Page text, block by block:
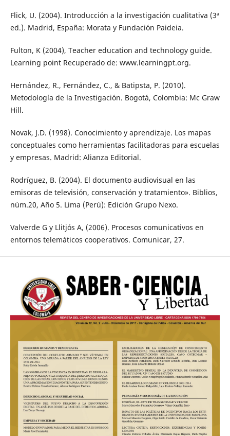
Flick, U. (2004). Introducción a la investigación cualitativa (3ª
ed.). Madrid, España: Morata y Fundación Paideia.
Fulton, K (2004), Teacher education and technology guide.
Learning point Recuperado de: www.learningpt.org.
Hernández, R., Fernández, C., & Batipsta, P. (2010).
Metodología de la Investigación. Bogotá, Colombia: Mc Graw
Hill.
Novak, J.D. (1998). Conocimiento y aprendizaje. Los mapas
conceptuales como herramientas facilitadoras para escuelas
y empresas. Madrid: Alianza Editorial.
Rodríguez, B. (2004). El documento audiovisual en las
emisoras de televisión, conservación y tratamiento». Biblios,
núm.20, Año 5. Lima (Perú): Edición Grupo Nexo.
Valverde G y Llitjós A, (2006). Procesos comunicativos en
entornos telemáticos cooperativos. Comunicar, 27.